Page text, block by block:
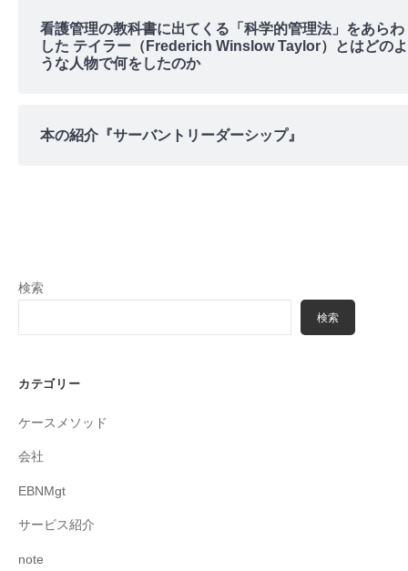
看護管理の教科書に出てくる「科学的管理法」をあらわ
した テイラー（Frederich Winslow Taylor）とはどのよ
うな人物で何をしたのか
本の紹介『サーバントリーダーシップ』
検索
検索
カテゴリー
ケースメソッド
会社
EBNMgt
サービス紹介
note